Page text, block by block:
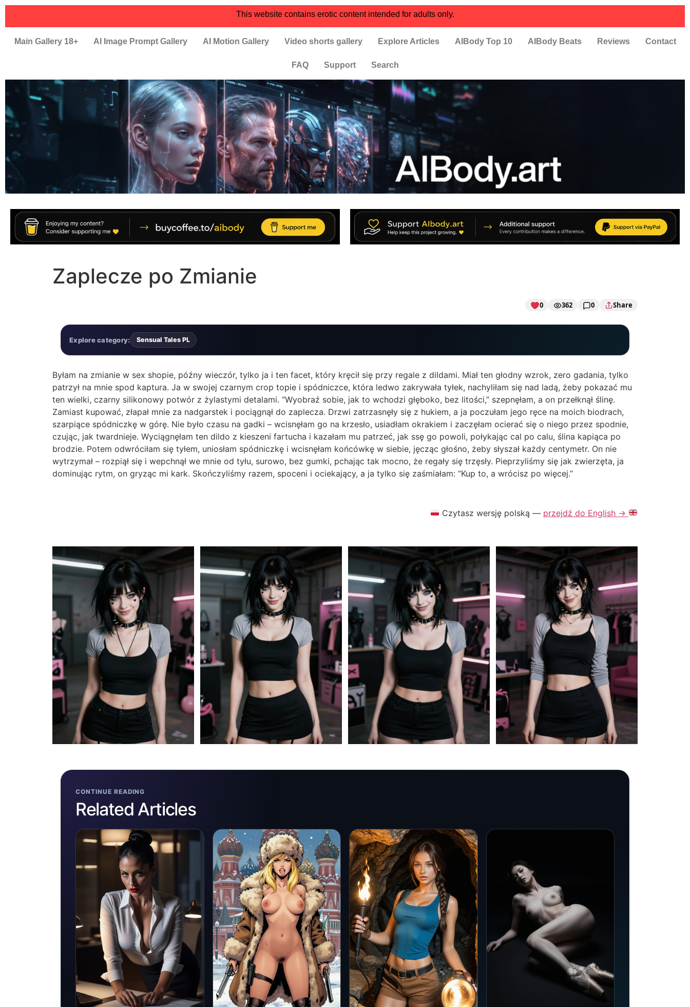
This website contains erotic content intended for adults only.
Main Gallery 18+ AI Image Prompt Gallery AI Motion Gallery Video shorts gallery Explore Articles AIBody Top 10 AIBody Beats Reviews Contact
FAQ Support Search
Zaplecze po Zmianie
0 362 0 Share
Explore category: Sensual Tales PL
Byłam na zmianie w sex shopie, późny wieczór, tylko ja i ten facet, który kręcił się przy regale z dildami. Miał ten głodny wzrok, zero gadania, tylko
patrzył na mnie spod kaptura. Ja w swojej czarnym crop topie i spódniczce, która ledwo zakrywała tyłek, nachyliłam się nad ladą, żeby pokazać mu
ten wielki, czarny silikonowy potwór z żylastymi detalami. “Wyobraź sobie, jak to wchodzi głęboko, bez litości,” szepnęłam, a on przełknął ślinę.
Zamiast kupować, złapał mnie za nadgarstek i pociągnął do zaplecza. Drzwi zatrzasnęły się z hukiem, a ja poczułam jego ręce na moich biodrach,
szarpiące spódniczkę w górę. Nie było czasu na gadki – wcisnęłam go na krzesło, usiadłam okrakiem i zaczęłam ocierać się o niego przez spodnie,
czując, jak twardnieje. Wyciągnęłam ten dildo z kieszeni fartucha i kazałam mu patrzeć, jak ssę go powoli, połykając cal po calu, ślina kapiąca po
brodzie. Potem odwróciłam się tyłem, uniosłam spódniczkę i wcisnęłam końcówkę w siebie, jęcząc głośno, żeby słyszał każdy centymetr. On nie
wytrzymał – rozpiął się i wepchnął we mnie od tyłu, surowo, bez gumki, pchając tak mocno, że regały się trzęsły. Pieprzyliśmy się jak zwierzęta, ja
dominując rytm, on gryząc mi kark. Skończyliśmy razem, spoceni i ociekający, a ja tylko się zaśmiałam: “Kup to, a wrócisz po więcej.”
Czytasz wersję polską — przejdź do English →
CONTINUE READING
Related Articles